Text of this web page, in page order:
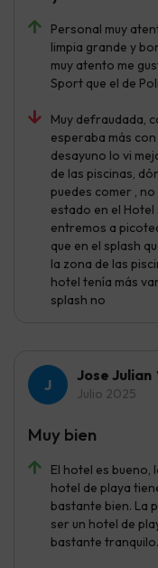
Personal muy
limpia grande y
muy atento me
Sport que el de
Muy defraudada,
esperaba más
desayuno lo vi
de las piscinas,
puedes comer ,
estado en el
entremos a
que en el splash
la zona de las
hotel tenía más
splash no
Jose Julian
Julio 2025
El hotel es bueno,
hotel de playa
bastante bien. La
ser un hotel de
bastante tranquilo.
Muy bien